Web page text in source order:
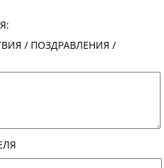
У ПЕРСОН ИЗ МИРА
/ ПОЗДРАВЛЕНИЯ /